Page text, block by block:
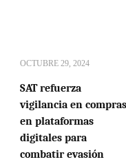
OCTUBRE 29, 2024
SAT refuerza
vigilancia en compras
en plataformas
digitales para
combatir evasión